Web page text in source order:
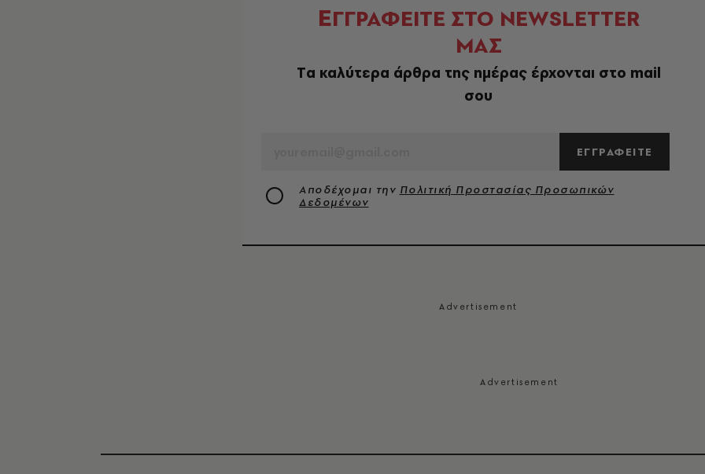
ΕΓΓΡΑΦΕΙΤΕ ΣΤΟ NEWSLETTER
ΜΑΣ
Tα καλύτερα άρθρα της ημέρας έρχονται στο mail
σου
ΕΓΓΡΑΦΕΙΤΕ
Αποδέχομαι την Πολιτική Προστασίας Προσωπικών
Δεδομένων